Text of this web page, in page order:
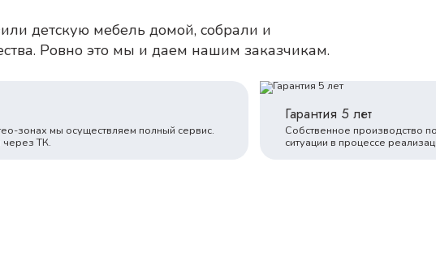
детскую мебель домой, собрали и
Ровно это мы и даем нашим заказчикам.
зонах мы осуществляем полный сервис.
через ТК.
Гарантия 5 лет
Собственное производство
ситуации в процессе